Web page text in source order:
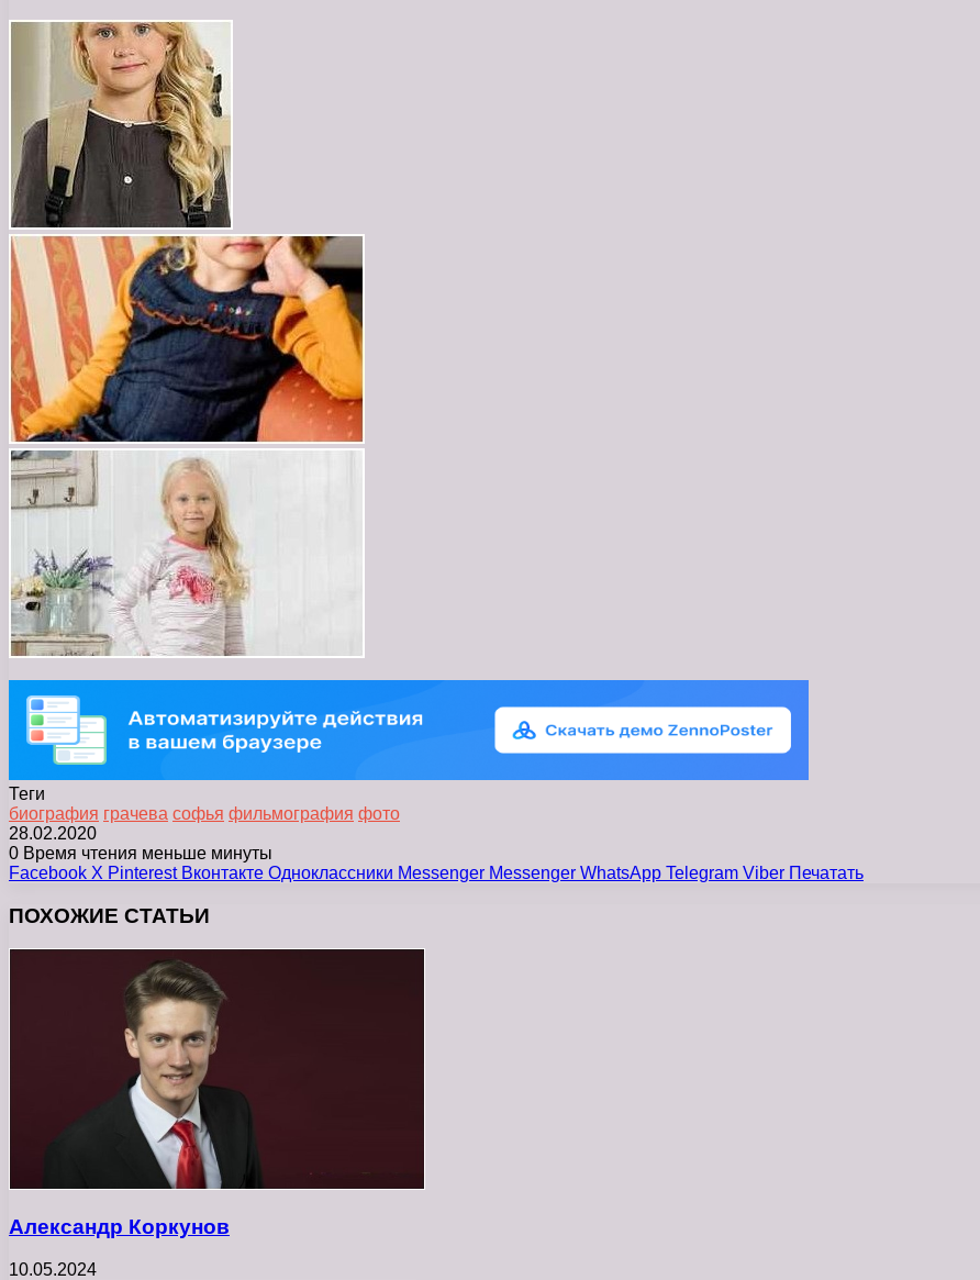
Теги
биография грачева софья фильмография фото
28.02.2020
0 Время чтения меньше минуты
Facebook X Pinterest Вконтакте Одноклассники Messenger Messenger WhatsApp Telegram Viber Печатать
ПОХОЖИЕ СТАТЬИ
Александр Коркунов
10.05.2024